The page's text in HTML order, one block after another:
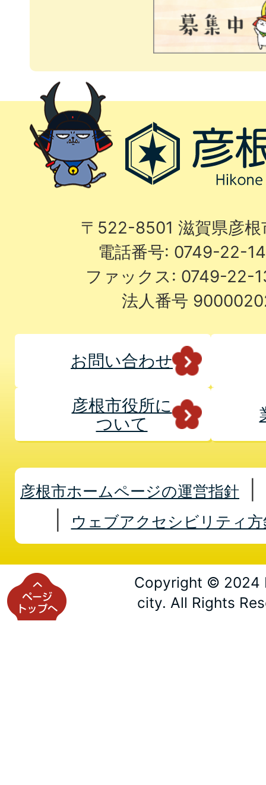
〒522-8501 滋賀県彦
電話番号: 0749-22-
ファックス: 0749-22-
法人番号
お問い合わせ
彦根市役所に
ついて
彦根市ホームページの運営指針
ウェブアクセシビリティ方
Copyright © 2024
city. All Rights